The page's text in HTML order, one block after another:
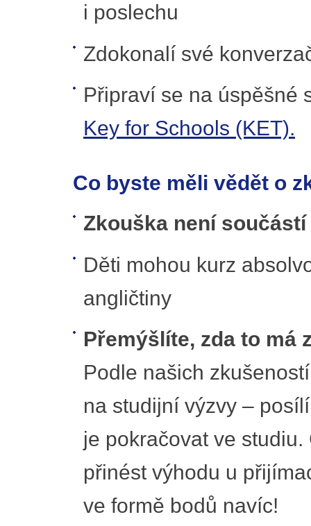
i poslechu
Zdokonalí své
Připraví se na úspěšné
Key for Schools (KET).
Co byste měli vědět o
Zkouška není
Děti mohou kurz
angličtiny
Přemýšlíte, zda to má
Podle našich
na studijní výzvy –
je pokračovat ve
přinést výhodu u
ve formě bodů navíc!